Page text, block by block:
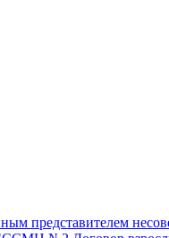
представителем